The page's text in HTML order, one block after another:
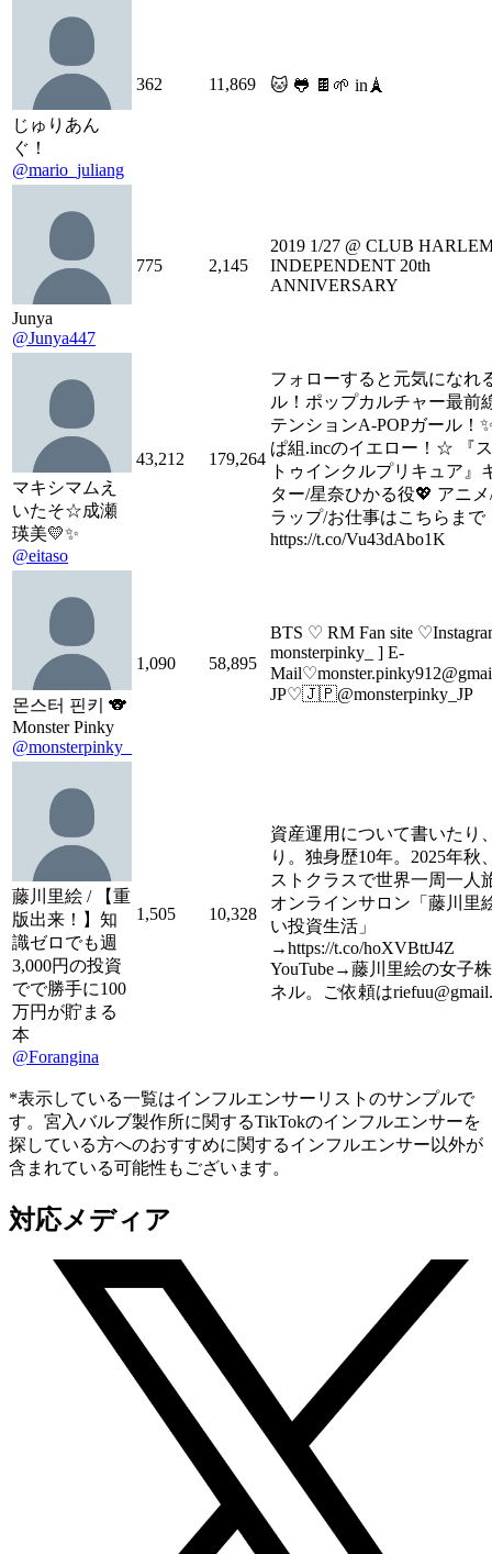
じゅりあん
ぐ！
@mario_juliang
362 11,869 🐱 🐸 🍫🌱 in🗼
Junya
@Junya447
775 2,145
2019 1/27 @ CLUB
INDEPENDENT 20th
ANNIVERSARY
マキシマムえ
いたそ☆成瀬
瑛美💛✨
@eitaso
43,212 179,264
フォローすると元気になれ
ル！ポップカルチャー最前
テンションA-POPガール！
ぱ組.incのイエロー！☆ 『
トゥインクルプリキュア』
ター/星奈ひかる役💖 アニ
ラップ/お仕事はこちらま
https://t.co/Vu43dAbo1K
몬스터 핀키 🐨
Monster Pinky
@monsterpinky_
1,090 58,895
BTS ♡ RM Fan site
monsterpinky_ ] E-
JP♡🇯🇵@monsterpinky_JP
藤川里絵 / 【重
版出来！】知
識ゼロでも週
3,000円の投資
でで勝手に100
万円が貯まる
本
@Forangina
1,505 10,328
資産運用について書いたり
り。独身歴10年。2025年秋
ストクラスで世界一周一人
オンラインサロン「藤川里
い投資生活」
→https://t.co/hoXVBttJ4Z
YouTube→藤川里絵の女子
ネル。ご依頼は
*表示している一覧はインフルエンサーリストのサンプルで
す。宮入バルブ製作所に関するTikTokのインフルエンサーを
探している方へのおすすめに関するインフルエンサー以外が
含まれている可能性もございます。
対応メディア